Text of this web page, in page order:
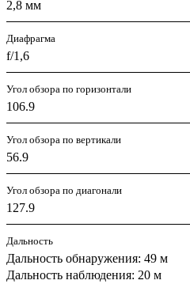
2,8 мм
Диафрагма
f/1,6
Угол обзора по горизонтали
106.9
Угол обзора по вертикали
56.9
Угол обзора по диагонали
127.9
Дальность
Дальность обнаружения: 49 м
Дальность наблюдения: 20 м